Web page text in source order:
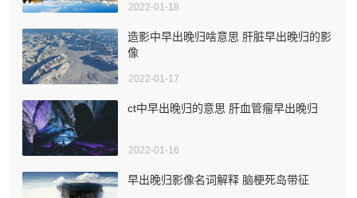
2022-01-18
造影中早出晚归啥意思 肝脏早出晚归的影
像
2022-01-17
ct中早出晚归的意思 肝血管瘤早出晚归
2022-01-16
早出晚归影像名词解释 脑梗死岛带征